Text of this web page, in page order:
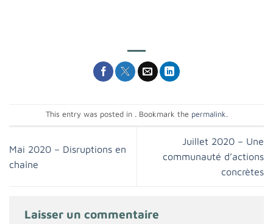
This entry was posted in . Bookmark the permalink.
Mai 2020 – Disruptions en
chaîne
Juillet 2020 – Une
communauté d’actions
concrètes
Laisser un commentaire